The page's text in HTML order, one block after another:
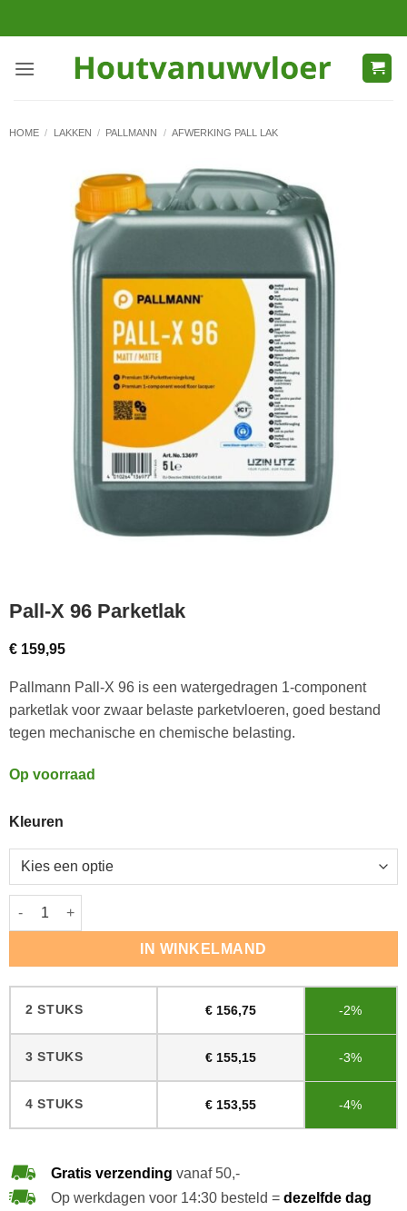
naar
HOME / LAKKEN / PALLMANN / AFWERKING PALL LAK
Pall-X 96 Parketlak
€159,95
Pallmann Pall-X 96 is een watergedragen 1-component
parketlak voor zwaar belaste parketvloeren, goed bestand
tegen mechanische en chemische belasting.
Op voorraad
Kleuren
Pall-X 96 Parketlak aantal
IN WINKELMAND
2 STUKS €156,75 -2%
3 STUKS €155,15 -3%
4 STUKS €153,55 -4%
Gratis verzending vanaf 50,-
Op werkdagen voor 14:30 besteld = dezelfde dag